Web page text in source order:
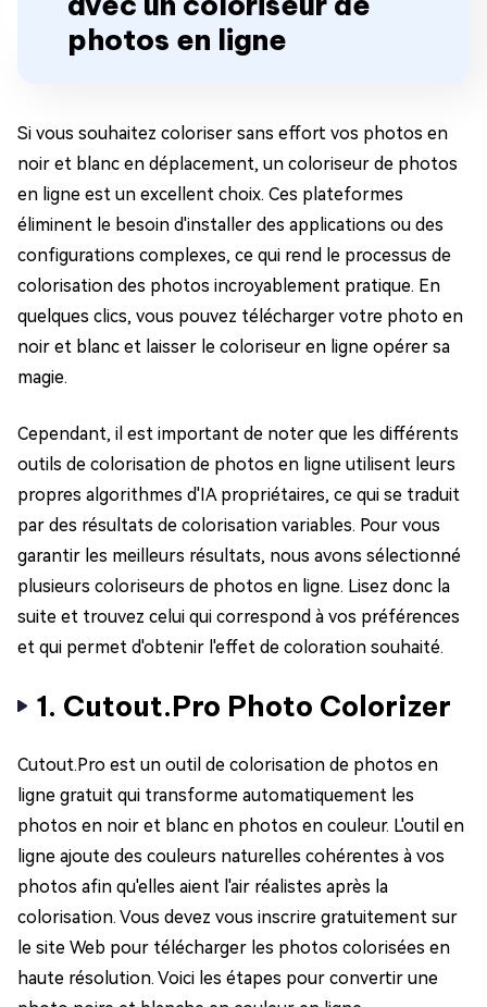
photos en ligne
Si vous souhaitez coloriser sans effort vos photos en
noir et blanc en déplacement, un coloriseur de photos
en ligne est un excellent choix. Ces plateformes
éliminent le besoin d'installer des applications ou des
configurations complexes, ce qui rend le processus de
colorisation des photos incroyablement pratique. En
quelques clics, vous pouvez télécharger votre photo en
noir et blanc et laisser le coloriseur en ligne opérer sa
magie.
Cependant, il est important de noter que les différents
outils de colorisation de photos en ligne utilisent leurs
propres algorithmes d'IA propriétaires, ce qui se traduit
par des résultats de colorisation variables. Pour vous
garantir les meilleurs résultats, nous avons sélectionné
plusieurs coloriseurs de photos en ligne. Lisez donc la
suite et trouvez celui qui correspond à vos préférences
et qui permet d'obtenir l'effet de coloration souhaité.
1. Cutout.Pro Photo Colorizer
Cutout.Pro est un outil de colorisation de photos en
ligne gratuit qui transforme automatiquement les
photos en noir et blanc en photos en couleur. L'outil en
ligne ajoute des couleurs naturelles cohérentes à vos
photos afin qu'elles aient l'air réalistes après la
colorisation. Vous devez vous inscrire gratuitement sur
le site Web pour télécharger les photos colorisées en
haute résolution. Voici les étapes pour convertir une